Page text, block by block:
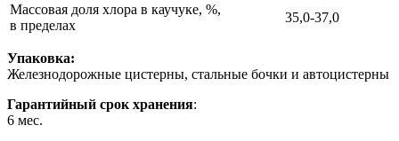
Массовая доля хлора в каучуке, %,
в пределах
35,0-37,0
Упаковка:
Железнодорожные цистерны, стальные бочки и автоцистерны
Гарантийный срок хранения:
6 мес.